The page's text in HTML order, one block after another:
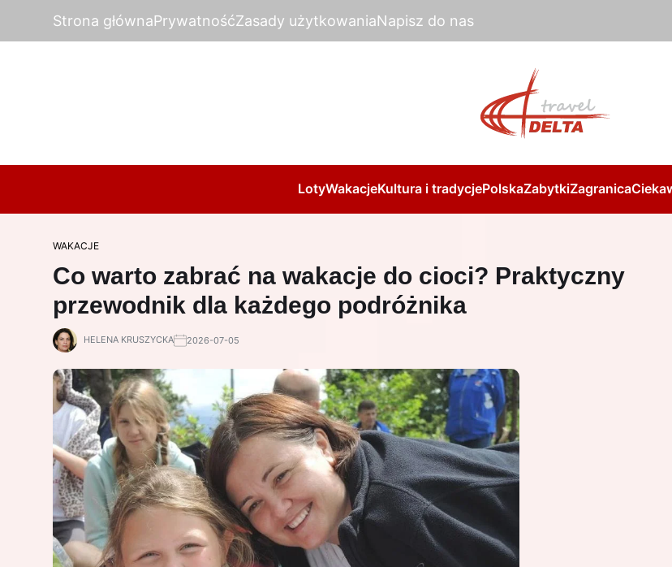
Strona głównaPrywatnośćZasady użytkowaniaNapisz do nas
LotyWakacjeKultura i tradycjePolskaZabytkiZagranica
WAKACJE
Co warto zabrać na wakacje do cioci? Praktyczny
przewodnik dla każdego podróżnika
HELENA KRUSZYCKA 2026-07-05